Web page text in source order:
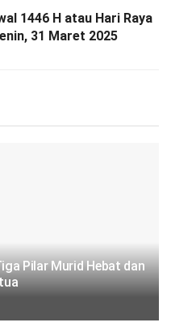
1446 H atau Hari Raya
31 Maret 2025
Pilar Murid Hebat dan